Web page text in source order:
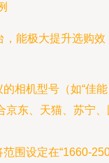
，能极大提升选购效
相机型号（如“佳能
京东、天猫、苏宁、
围设定在“1660-